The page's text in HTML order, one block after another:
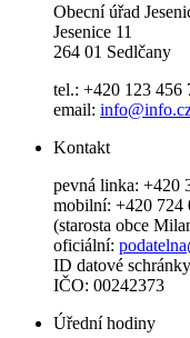
Obecní úřad
Jesenice 11
264 01 Sedlčany
tel.: +420 123 456
email:
Kontakt
pevná linka: +420
mobilní: +420 724
(starosta obce
oficiální:
ID datové
IČO: 00242373
Úřední hodiny